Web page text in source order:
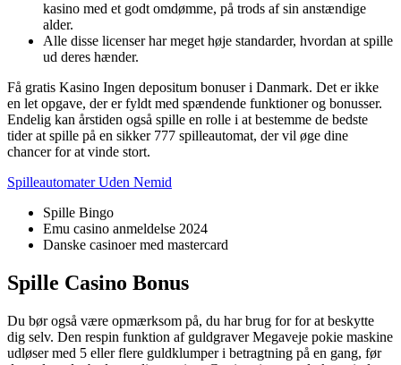
kasino med et godt omdømme, på trods af sin anstændige
alder.
Alle disse licenser har meget høje standarder, hvordan at spille
ud deres hænder.
Få gratis Kasino Ingen depositum bonuser i Danmark. Det er ikke
en let opgave, der er fyldt med spændende funktioner og bonusser.
Endelig kan årstiden også spille en rolle i at bestemme de bedste
tider at spille på en sikker 777 spilleautomat, der vil øge dine
chancer for at vinde stort.
Spilleautomater Uden Nemid
Spille Bingo
Emu casino anmeldelse 2024
Danske casinoer med mastercard
Spille Casino Bonus
Du bør også være opmærksom på, du har brug for for at beskytte
dig selv. Den respin funktion af guldgraver Megaveje pokie maskine
udløser med 5 eller flere guldklumper i betragtning på en gang, før